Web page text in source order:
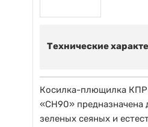
Технические
Косилка-плющилка
«CH90» предназначена
зеленых сеяных и